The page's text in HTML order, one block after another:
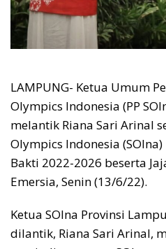
LAMPUNG- Ketua Umum
Olympics Indonesia (PP
melantik Riana Sari Arinal
Olympics Indonesia
Bakti 2022-2026 beserta
Emersia, Senin (13/6/22).
Ketua SOIna Provinsi
dilantik, Riana Sari Arinal,